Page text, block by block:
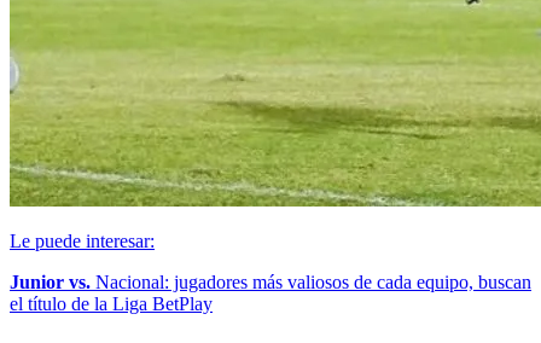
Le puede interesar:
Junior vs. Nacional: jugadores más valiosos de cada equipo, buscan
el título de la Liga BetPlay